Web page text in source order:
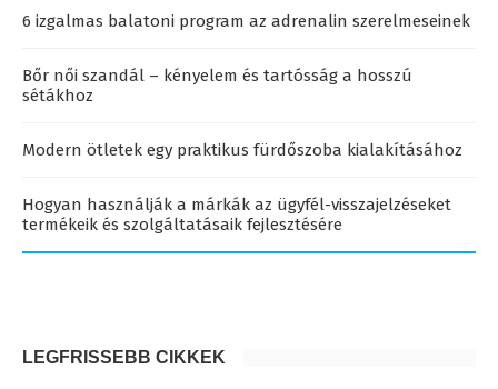
6 izgalmas balatoni program az adrenalin szerelmeseinek
Bőr női szandál – kényelem és tartósság a hosszú
sétákhoz
Modern ötletek egy praktikus fürdőszoba kialakításához
Hogyan használják a márkák az ügyfél-visszajelzéseket
termékeik és szolgáltatásaik fejlesztésére
LEGFRISSEBB CIKKEK